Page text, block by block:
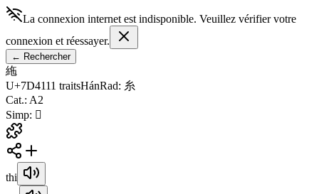
La connexion internet est indisponible. Veuillez vérifier votre
connexion et réessayer.
← Rechercher
絁
U+7D4111 traitsHánRad: 糸
Cat.: A2
Simp: 𫄟
thi